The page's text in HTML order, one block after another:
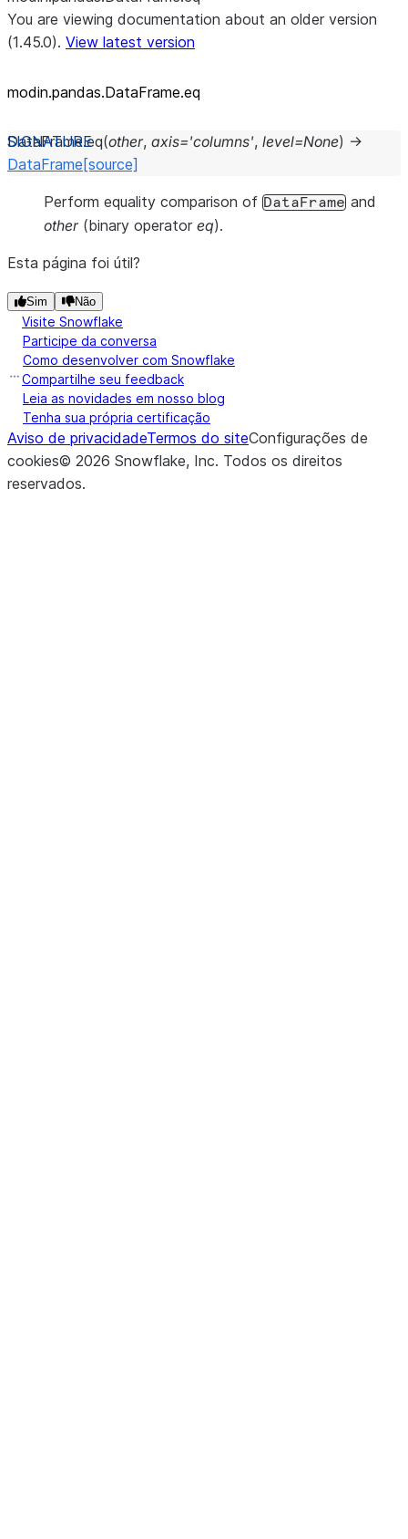
You are viewing documentation about an older version
(1.45.0). View latest version
modin.pandas.DataFrame.eq
DataFrame.eq(other, axis='columns', level=None) →
DataFrame [source]
Perform equality comparison of DataFrame and
other(binary operator eq).
Esta página foi útil?
Sim Não
Visite Snowflake
Participe da conversa
Como desenvolver com Snowflake
Compartilhe seu feedback
Leia as novidades em nosso blog
Tenha sua própria certificação
Aviso de privacidadeTermos do siteConfigurações de
cookies© 2026 Snowflake, Inc. Todos os direitos
reservados.